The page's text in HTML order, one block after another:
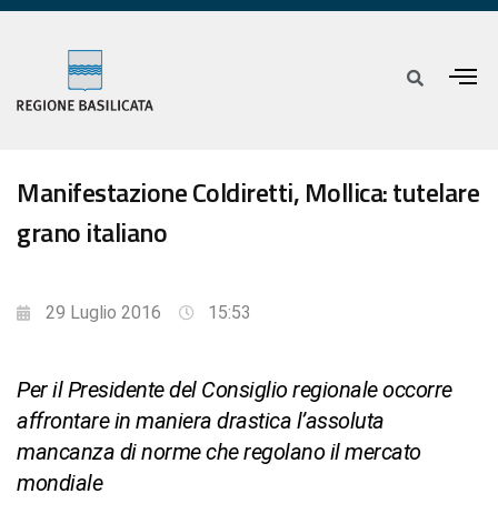
Manifestazione Coldiretti, Mollica: tutelare
grano italiano
29 Luglio 2016 15:53
Per il Presidente del Consiglio regionale occorre
affrontare in maniera drastica l’assoluta
mancanza di norme che regolano il mercato
mondiale